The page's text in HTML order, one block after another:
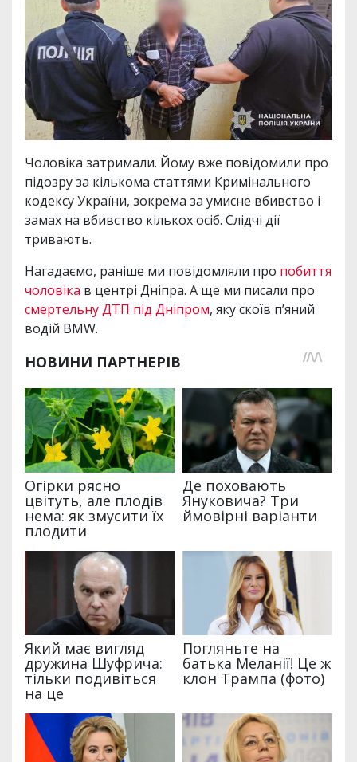
Чоловіка затримали. Йому вже повідомили про
підозру за кількома статтями Кримінального
кодексу України, зокрема за умисне вбивство і
замах на вбивство кількох осіб. Слідчі дії
тривають.
Нагадаємо, раніше ми повідомляли про побиття
чоловіка в центрі Дніпра. А ще ми писали про
смертельну ДТП під Дніпром, яку скоїв п’яний
водій BMW.